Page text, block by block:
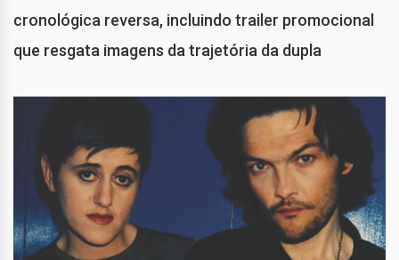
cronológica reversa, incluindo trailer promocional
que resgata imagens da trajetória da dupla